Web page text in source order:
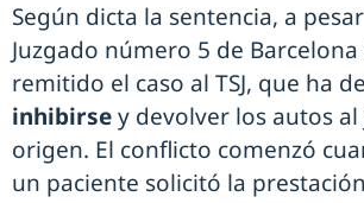
Según dicta la sentencia, a
Juzgado número 5 de
remitido el caso al TSJ, que ha
inhibirsey devolver los autos
origen. El conflicto comenzó
un paciente solicitó la